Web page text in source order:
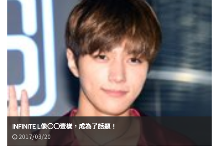
INFINITE L像〇〇壹樣，成為了話題！
2017/03/20